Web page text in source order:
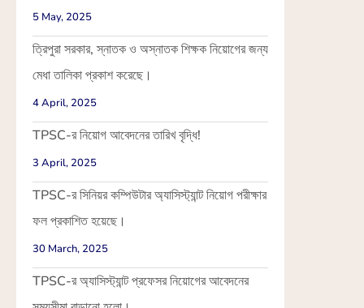
5 May, 2025
ত্রিপুরা সরকার, স্নাতক ও অস্নাতক শিক্ষক নিয়োগের জন্য
মেধা তালিকা প্রকাশ করেছে।
4 April, 2025
TPSC-র নিয়োগ আবেদনের তারিখ বৃদ্ধি!
3 April, 2025
TPSC-র সিনিয়র কম্পিউটার অ্যাসিস্ট্যান্ট নিয়োগ পরীক্ষার
ফল প্রকাশিত হয়েছে।
30 March, 2025
TPSC-র অ্যাসিস্ট্যান্ট প্রফেসর নিয়োগের আবেদনের